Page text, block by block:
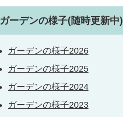
ガーデンの様子(随時更新中)
ガーデンの様子2026
ガーデンの様子2025
ガーデンの様子2024
ガーデンの様子2023